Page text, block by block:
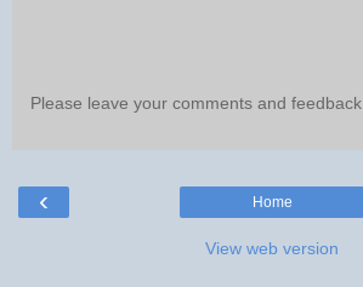
Please leave your comments and feedback
‹ Home
View web version